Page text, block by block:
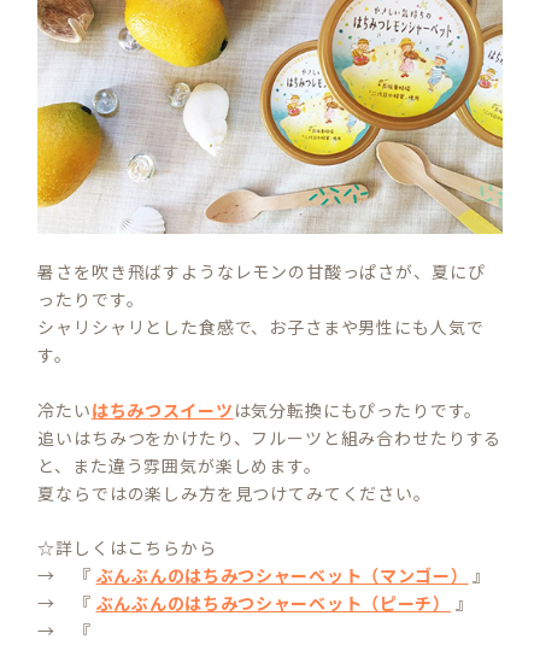
暑さを吹き飛ばすようなレモンの甘酸っぱさが、夏にぴ
ったりです。
シャリシャリとした食感で、お子さまや男性にも人気で
す。
冷たいはちみつスイーツ は気分転換にもぴったりです。
追いはちみつをかけたり、フルーツと組み合わせたりする
と、また違う雰囲気が楽しめます。
夏ならではの楽しみ方を見つけてみてください。
☆詳しくはこちらから
→ 『 ぶんぶんのはちみつシャーベット（マンゴー）
』
→ 『 ぶんぶんのはちみつシャーベット（ピーチ）
』
→ 『